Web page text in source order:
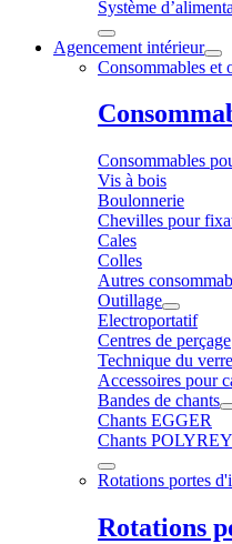
Système
Agencement intérieur
Consommables et
Consommables
Vis à bois
Boulonnerie
Chevilles pour
Cales
Colles
Autres
Outillage
Electroportatif
Centres de perçage
Technique du verre
Accessoires pour
Bandes de chants
Chants EGGER
Chants POLYREY
Rotations portes
Rotations